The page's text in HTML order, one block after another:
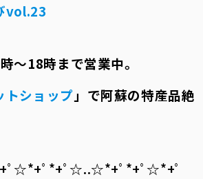
vol.23
時～18時まで営業中。
トショップ」で阿蘇の特産品絶
ﾟ☆*+ﾟ*+ﾟ☆..☆*+ﾟ*+ﾟ☆*+ﾟ